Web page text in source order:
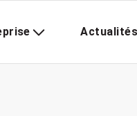
Actualités